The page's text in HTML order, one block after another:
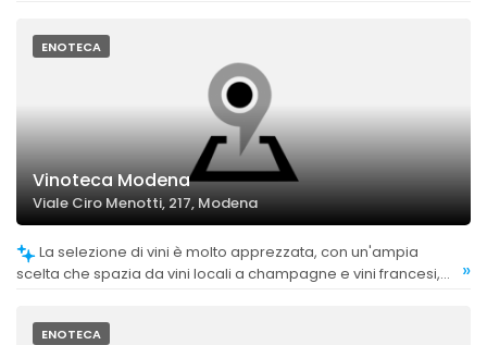
ENOTECA
Vinoteca Modena
Viale Ciro Menotti, 217, Modena
scelta che spazia da vini locali a champagne e vini francesi,
»
ENOTECA